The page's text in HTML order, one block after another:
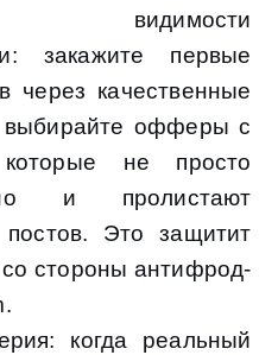
видимости
закажите первые
через качественные
офферы с
которые не просто
и пролистают
Это защитит
со стороны антифрод-
когда реальный